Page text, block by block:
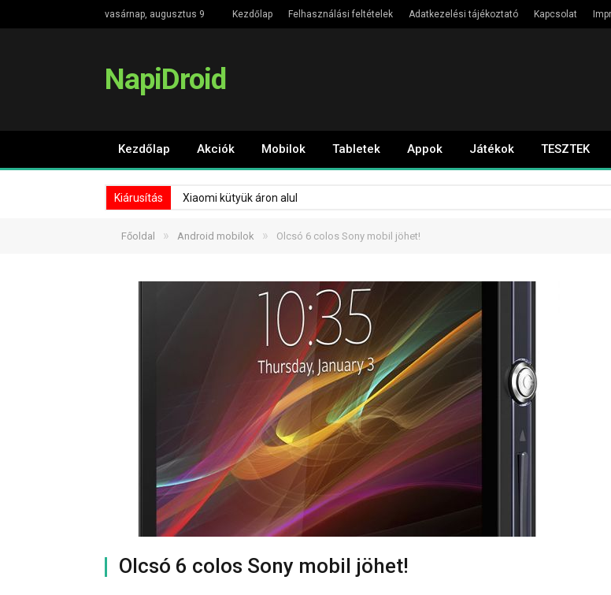
vasárnap, augusztus 9 Kezdőlap Felhasználási feltételek Adatkezelési tájékoztató Kapcsolat
NapiDroid
Kezdőlap Akciók Mobilok Tabletek Appok Játékok TESZTEK
Kiárusítás Xiaomi kütyük áron alul
Főoldal » Android mobilok » Olcsó 6 colos Sony mobil jöhet!
Olcsó 6 colos Sony mobil jöhet!